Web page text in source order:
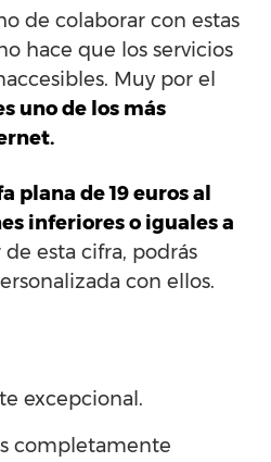
de colaborar con estas
hace que los servicios
Muy por el
uno de los más
plana de 19 euros al
inferiores o iguales a
esta cifra, podrás
con ellos.
excepcional.
completamente